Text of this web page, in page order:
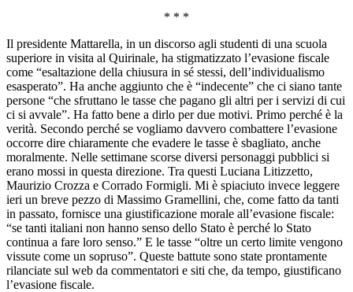
* * *
Il presidente Mattarella, in un discorso agli studenti di una scuola
superiore in visita al Quirinale, ha stigmatizzato l’evasione fiscale
come “esaltazione della chiusura in sé stessi, dell’individualismo
esasperato”. Ha anche aggiunto che è “indecente” che ci siano tante
persone “che sfruttano le tasse che pagano gli altri per i servizi di cui
ci si avvale”. Ha fatto bene a dirlo per due motivi. Primo perché è la
verità. Secondo perché se vogliamo davvero combattere l’evasione
occorre dire chiaramente che evadere le tasse è sbagliato, anche
moralmente. Nelle settimane scorse diversi personaggi pubblici si
erano mossi in questa direzione. Tra questi Luciana Litizzetto,
Maurizio Crozza e Corrado Formigli. Mi è spiaciuto invece leggere
ieri un breve pezzo di Massimo Gramellini, che, come fatto da tanti
in passato, fornisce una giustificazione morale all’evasione fiscale:
“se tanti italiani non hanno senso dello Stato è perché lo Stato
continua a fare loro senso.” E le tasse “oltre un certo limite vengono
vissute come un sopruso”. Queste battute sono state prontamente
rilanciate sul web da commentatori e siti che, da tempo, giustificano
l’evasione fiscale.